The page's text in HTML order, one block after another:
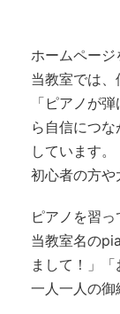
ホームページ
当教室では、
「ピアノが
ら自信につ
しています。
初心者の方や
ピアノを習
当教室名の
まして！」
一人一人の